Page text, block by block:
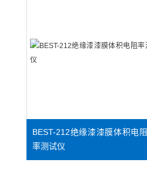
BEST-212绝缘漆漆膜体积电阻
率测试仪